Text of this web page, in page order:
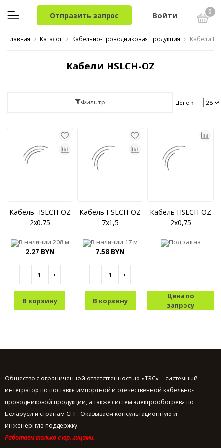
Отправить запрос Войти 0
Главная Каталог Кабельно-проводниковая продукция Кабели
Кабели HSLCH-OZ
Фильтр
Кабель HSLCH-OZ
2x0.75
В наличии 208 м
2.27 BYN
− +
В корзину
Кабель HSLCH-OZ
7x1,5
В наличии 17 м
7.58 BYN
− +
В корзину
Кабель HSLCH-OZ
2x0,75
Под заказ
Цена по
запросу
Общество с ограниченной ответственностью «ТЗС» - системный
интегратор по поставке импортной и отечественной кабельно-
проводниковой продукции, а также систем электрообогрева по
Беларуси и странам СНГ. Оказываем консультационную и
инженерную поддержку.
Работаем только с юр. лицами.